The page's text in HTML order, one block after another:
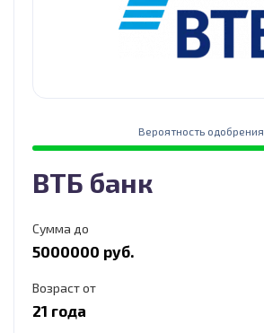
Вероятность одобрения
ВТБ банк
Сумма до
5000000 руб.
Возраст от
21 года